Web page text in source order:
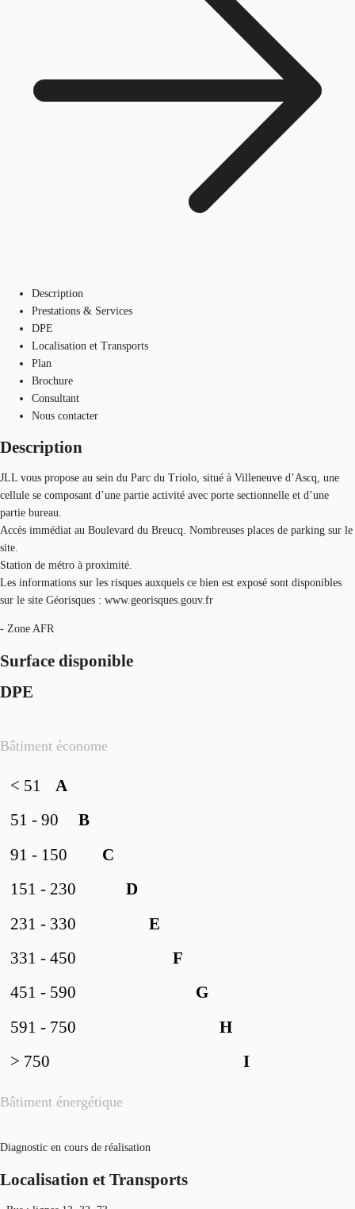
Description
Prestations & Services
DPE
Localisation et Transports
Plan
Brochure
Consultant
Nous contacter
Description
JLL vous propose au sein du Parc du Triolo, situé à Villeneuve d’Ascq, une
cellule se composant d’une partie activité avec porte sectionnelle et d’une
partie bureau.
Accès immédiat au Boulevard du Breucq. Nombreuses places de parking sur le
site.
Station de métro à proximité.
Les informations sur les risques auxquels ce bien est exposé sont disponibles
sur le site Géorisques : www.georisques.gouv.fr
- Zone AFR
Surface disponible
DPE
Bâtiment économe
Bâtiment énergétique
A
< 51
B
51 - 90
C
91 - 150
D
151 - 230
E
231 - 330
F
331 - 450
G
451 - 590
H
591 - 750
I
> 750
Diagnostic en cours de réalisation
Localisation et Transports